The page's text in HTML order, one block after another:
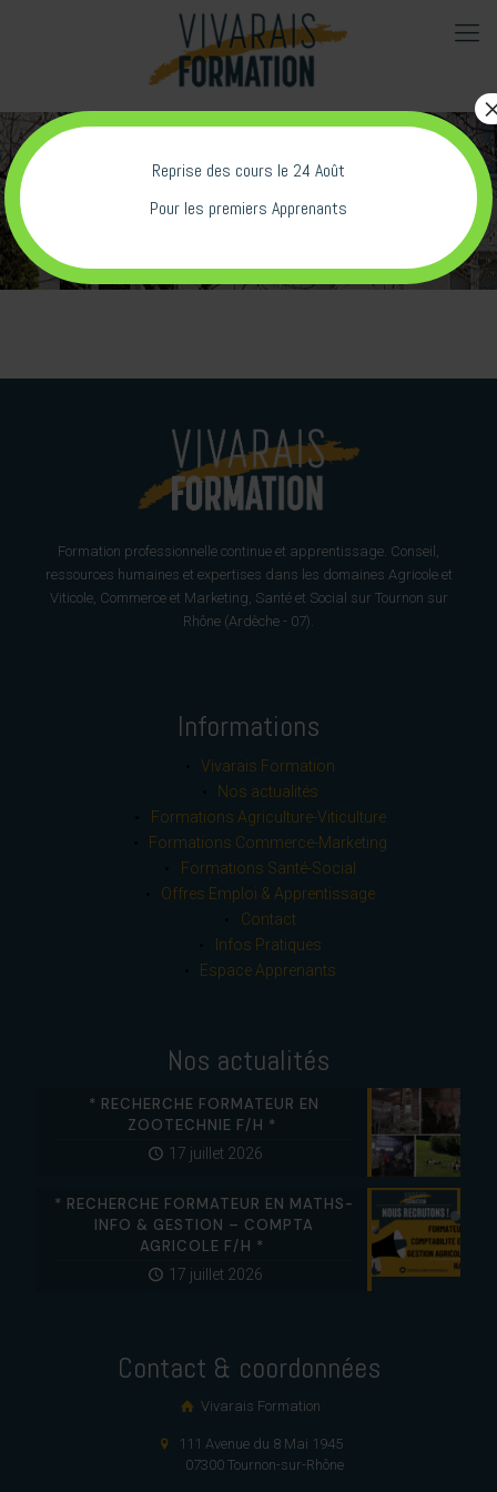
Formation professionnelle continue et apprentissage. Conseil,
ressources humaines et expertises dans les domaines Agricole et
Viticole, Commerce et Marketing, Santé et Social sur Tournon sur
Rhône (Ardèche - 07).
Informations
Vivarais Formation
Nos actualités
Formations Agriculture-Viticulture
Formations Commerce-Marketing
Formations Santé-Social
Offres Emploi & Apprentissage
Contact
Infos Pratiques
Espace Apprenants
Nos actualités
* RECHERCHE FORMATEUR EN
ZOOTECHNIE F/H *
17 juillet 2026
* RECHERCHE FORMATEUR EN MATHS-
INFO & GESTION – COMPTA
AGRICOLE F/H *
17 juillet 2026
Contact & coordonnées
Vivarais Formation
111 Avenue du 8 Mai 1945
07300 Tournon-sur-Rhône
Reprise des cours le 24 Août
Pour les premiers Apprenants